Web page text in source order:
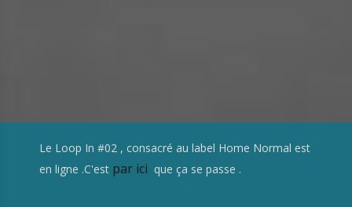
Le Loop In #02 , consacré au label Home Normal est
en ligne .C'est par ici que ça se passe .